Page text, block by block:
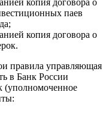
паев
копия договора о
правила управляющая
в Банк России
(уполномоченное